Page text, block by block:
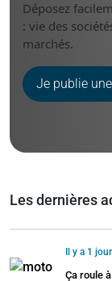
Déposez
: vie des
marchés.
Je publie
Les dernières
Il y a 1 jour
Ça roule